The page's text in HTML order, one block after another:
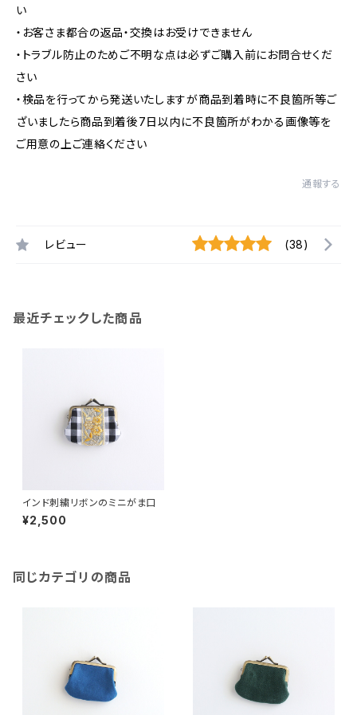
い
・お客さま都合の返品・交換はお受けできません
・トラブル防止のためご不明な点は必ずご購入前にお問合せくだ
さい
・検品を行ってから発送いたしますが商品到着時に不良箇所等ご
ざいましたら商品到着後7日以内に不良箇所がわかる画像等を
ご用意の上ご連絡ください
通報する
レビュー (38)
最近チェックした商品
インド刺繍リボンのミニがま口
¥2,500
同じカテゴリの商品